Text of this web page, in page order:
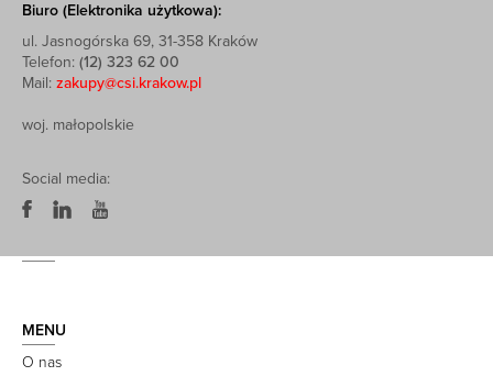
Biuro (Elektronika użytkowa):
ul. Jasnogórska 69, 31-358 Kraków
Telefon: (12) 323 62 00
Mail: zakupy@csi.krakow.pl
woj. małopolskie
Social media:
MENU
O nas